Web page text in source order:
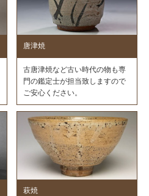
唐津焼
古唐津焼など古い時代の物も専
門の鑑定士が担当致しますので
ご安心ください。
萩焼